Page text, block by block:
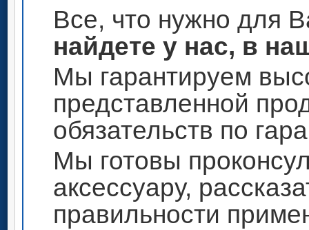
Все, что нужно для
найдете у нас, в
Мы гарантируем
представленной
обязательств по
Мы готовы
аксессуару,
правильности